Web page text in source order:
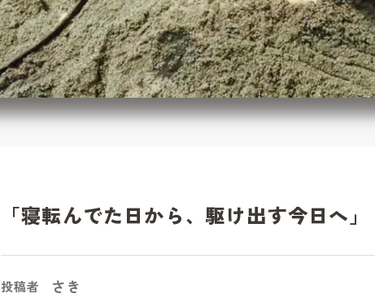
「寝転んでた日から、駆け出す今日へ」
投稿者 さき